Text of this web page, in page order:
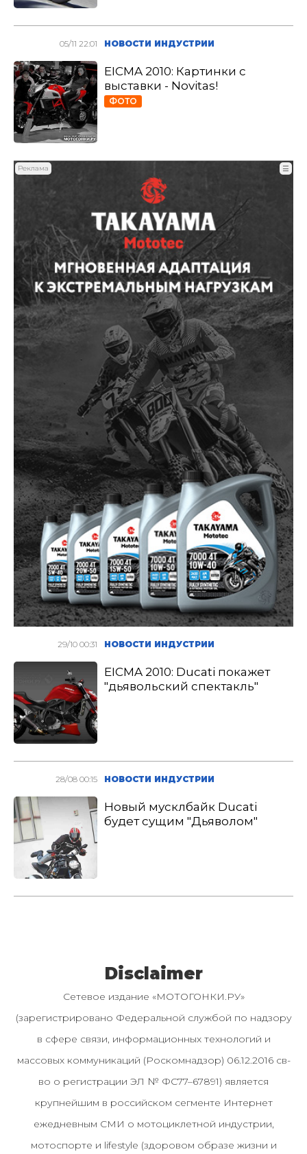
05/11 22:01 НОВОСТИ ИНДУСТРИИ
EICMA 2010: Картинки с
выставки - Novitas!
ФОТО
Реклама ☰
29/10 00:31 НОВОСТИ ИНДУСТРИИ
EICMA 2010: Ducati покажет
"дьявольский спектакль"
28/08 00:15 НОВОСТИ ИНДУСТРИИ
Новый мусклбайк Ducati
будет сущим "Дьяволом"
Disclaimer
Сетевое издание «МОТОГОНКИ.РУ»
(зарегистрировано Федеральной службой по надзору
в сфере связи, информационных технологий и
массовых коммуникаций (Роскомнадзор) 06.12.2016 св-
во о регистрации ЭЛ № ФС77–67891) является
крупнейшим в российском сегменте Интернет
ежедневным СМИ о мотоциклетной индустрии,
мотоспорте и lifestyle (здоровом образе жизни и